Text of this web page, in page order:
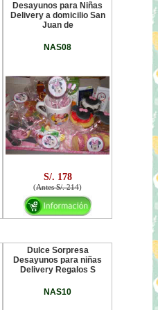
Desayunos para Niñas
Delivery a domicilio San
Juan de
NAS08
S/. 178
(Antes S/. 214)
Dulce Sorpresa
Desayunos para niñas
Delivery Regalos S
NAS10